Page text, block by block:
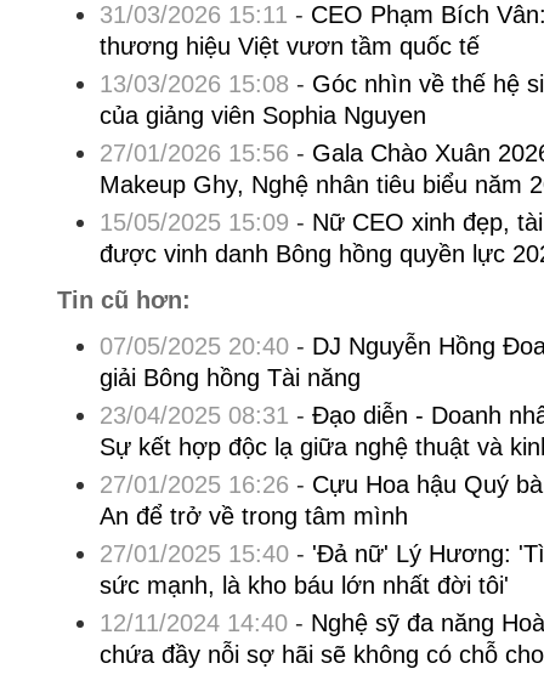
31/03/2026 15:11 - CEO Phạm Bích
thương hiệu Việt vươn tầm quốc tế
13/03/2026 15:08 - Góc nhìn về thế hệ
của giảng viên Sophia Nguyen
27/01/2026 15:56 - Gala Chào Xuân
Makeup Ghy, Nghệ nhân tiêu biểu năm
15/05/2025 15:09 - Nữ CEO xinh đẹp,
được vinh danh Bông hồng quyền lực
Tin cũ hơn:
07/05/2025 20:40- DJ Nguyễn Hồng
giải Bông hồng Tài năng
23/04/2025 08:31 - Đạo diễn - Doanh
Sự kết hợp độc lạ giữa nghệ thuật và
27/01/2025 16:26 - Cựu Hoa hậu Quý
An để trở về trong tâm mình
27/01/2025 15:40- 'Đả nữ' Lý Hương:
sức mạnh, là kho báu lớn nhất đời tôi'
12/11/2024 14:40- Nghệ sỹ đa năng
chứa đầy nỗi sợ hãi sẽ không có chỗ